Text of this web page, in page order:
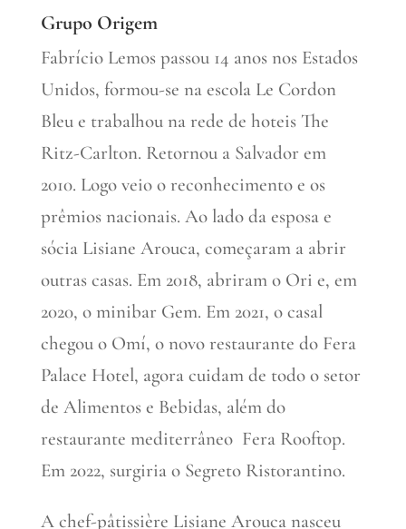
Grupo Origem
Fabrício Lemos passou 14 anos nos Estados
Unidos, formou-se na escola Le Cordon
Bleu e trabalhou na rede de hoteis The
Ritz-Carlton. Retornou a Salvador em
2010. Logo veio o reconhecimento e os
prêmios nacionais. Ao lado da esposa e
sócia Lisiane Arouca, começaram a abrir
outras casas. Em 2018, abriram o Ori e, em
2020, o minibar Gem. Em 2021, o casal
chegou o Omí, o novo restaurante do Fera
Palace Hotel, agora cuidam de todo o setor
de Alimentos e Bebidas, além do
restaurante mediterrâneo Fera Rooftop.
Em 2022, surgiria o Segreto Ristorantino.
A chef-pâtissière Lisiane Arouca nasceu